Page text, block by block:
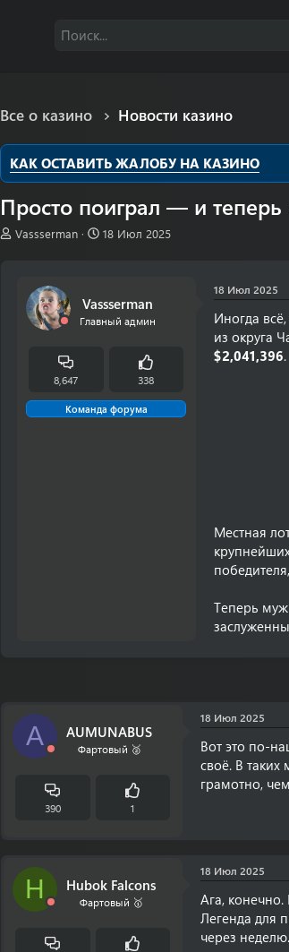
Все о казино Новости казино
КАК ОСТАВИТЬ ЖАЛОБУ НА КАЗИНО
Просто поиграл — и
А
Vassserman
Д
а
ч
18 Июл 2025
Vassserman
Главный админ
8,647 338
Команда форума
18 Июл 2025
Иногда
из округа
$2,041,396.
Местная
Теперь
A AUMUNABUS
Фартовый 🥈
390 1
18 Июл 2025
Вот это по-
своё. В
грамотно,
H Hubok Falcons
Фартовый 🥇
18 Июл 2025
Ага,
Легенда для
через